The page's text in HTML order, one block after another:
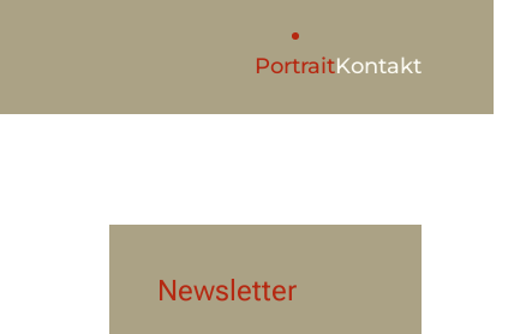
PortraitKontakt
Newsletter